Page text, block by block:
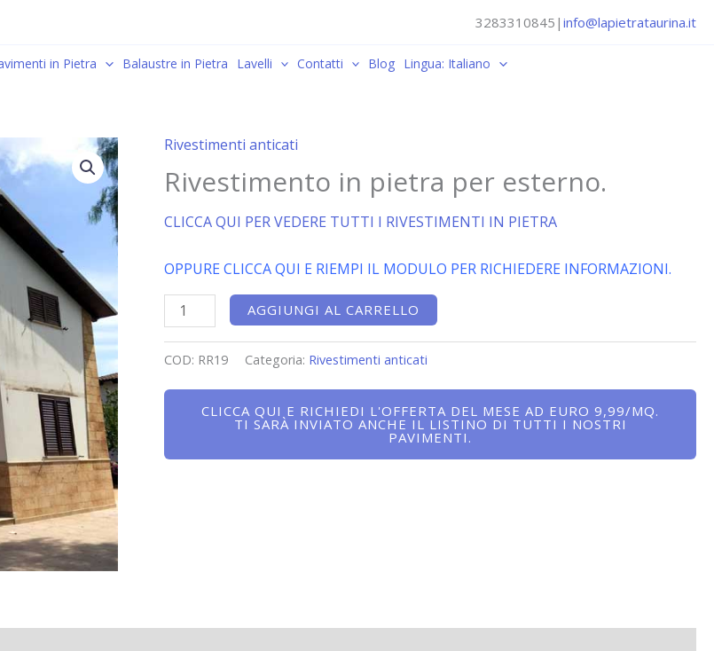
3283310845 | info@lapietrataurina.it
in Pietra Balaustre in Pietra Lavelli Contatti Blog Lingua: Italiano
Rivestimenti anticati
Rivestimento in pietra per esterno.
CLICCA QUI PER VEDERE TUTTI I RIVESTIMENTI IN PIETRA
OPPURE CLICCA QUI E RIEMPI IL MODULO PER RICHIEDERE INFORMAZIONI.
Rivestimento
in
pietra
per
AGGIUNGI AL CARRELLO
COD: RR19 Categoria: Rivestimenti anticati
CLICCA QUI E RICHIEDI L'OFFERTA DEL MESE AD EURO 9,99/MQ.
TI SARÀ INVIATO ANCHE IL LISTINO DI TUTTI I NOSTRI
PAVIMENTI.